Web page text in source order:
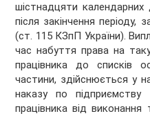
шістнадцяти календарних
після закінчення періоду,
(ст. 115 КЗпП України).
час набуття права на
працівника до списків
частини, здійснюється у
наказу по підприємству
працівника від виконання